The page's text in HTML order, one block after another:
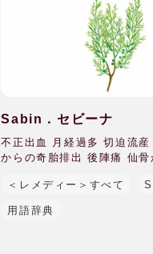
Sabin．セビーナ
不正出血 月経過多 切迫流
からの奇胎排出 後陣痛 仙骨
＜レメディー＞すべて S
用語辞典